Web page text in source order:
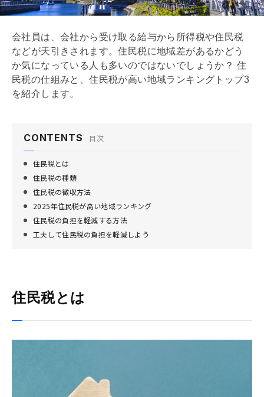
会社員は、会社から受け取る給与から所得税や住民税
などが天引きされます。住民税に地域差があるかどう
か気になっている人も多いのではないでしょうか？ 住
民税の仕組みと、住民税が高い地域ランキングトップ3
を紹介します。
CONTENTS 目次
住民税とは
住民税の種類
住民税の徴収方法
2025年住民税が高い地域ランキング
住民税の負担を軽減する方法
工夫して住民税の負担を軽減しよう
住民税とは